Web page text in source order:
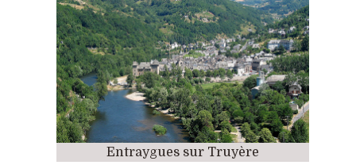
Entraygues sur Truyère